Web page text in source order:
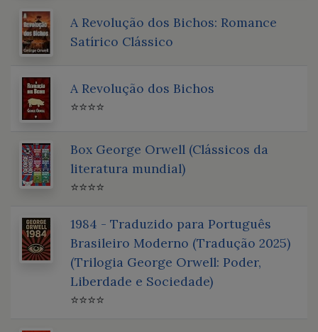
A Revolução dos Bichos: Romance
Satírico Clássico
A Revolução dos Bichos
⭐⭐⭐⭐
Box George Orwell (Clássicos da
literatura mundial)
⭐⭐⭐⭐
1984 - Traduzido para Português
Brasileiro Moderno (Tradução 2025)
(Trilogia George Orwell: Poder,
Liberdade e Sociedade)
⭐⭐⭐⭐